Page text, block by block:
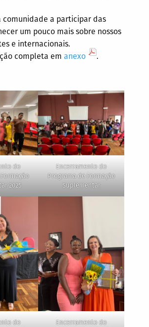
comunidade a participar das
um pouco mais sobre nossos
e internacionais.
completa em anexo .
do
2025
Encerramento do
Programa de Formação
Suplementar
do
Encerramento do